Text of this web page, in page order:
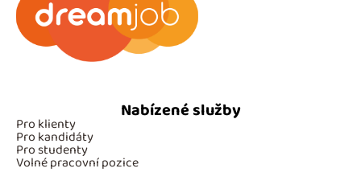
Nabízené služby
Pro klienty
Pro kandidáty
Pro studenty
Volné pracovní pozice